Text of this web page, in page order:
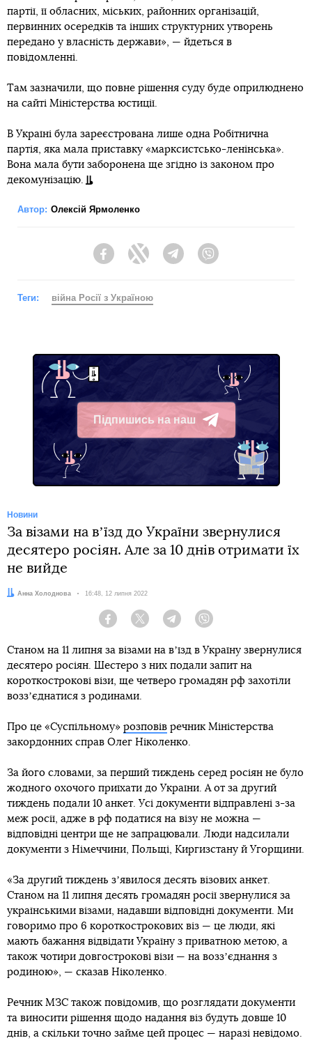
партії, її обласних, міських, районних організацій,
первинних осередків та інших структурних утворень
передано у власність держави», — йдеться в
повідомленні.
Там зазначили, що повне рішення суду буде оприлюднено
на сайті Міністерства юстиції.
В Україні була зареєстрована лише одна Робітнична
партія, яка мала приставку «марксистсько-ленінська».
Вона мала бути заборонена ще згідно із законом про
декомунізацію.
Автор: Олексій Ярмоленко
FacebookTwitter Telegram
Теги: війна Росії з Україною
Підпишись на наш
Telegram
Новини
За візами на вʼїзд до України звернулися
десятеро росіян. Але за 10 днів отримати їх
не вийде
Автор:
Анна Холоднова Дата:
16:48, 12 липня 2022
Facebook Twitter Telegram
Станом на 11 липня за візами на вʼїзд в Україну звернулися
десятеро росіян. Шестеро з них подали запит на
короткострокові візи, ще четверо громадян рф захотіли
воззʼєднатися з родинами.
Про це «Суспільному» розповів речник Міністерства
закордонних справ Олег Ніколенко.
За його словами, за перший тиждень серед росіян не було
жодного охочого приїхати до України. А от за другий
тиждень подали 10 анкет. Усі документи відправлені з-за
меж росії, адже в рф податися на візу не можна —
відповідні центри ще не запрацювали. Люди надсилали
документи з Німеччини, Польщі, Киргизстану й Угорщини.
«За другий тиждень зʼявилося десять візових анкет.
Станом на 11 липня десять громадян росії звернулися за
українськими візами, надавши відповідні документи. Ми
говоримо про 6 короткострокових віз — це люди, які
мають бажання відвідати Україну з приватною метою, а
також чотири довгострокові візи — на воззʼєднання з
родиною», — сказав Ніколенко.
Речник МЗС також повідомив, що розглядати документи
та виносити рішення щодо надання віз будуть довше 10
днів, а скільки точно займе цей процес — наразі невідомо.